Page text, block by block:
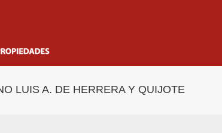
LUIS A. DE HERRERA Y QUIJOTE